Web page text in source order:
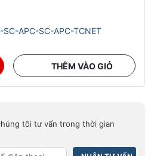
SC-APC-SC-APC-TCNET
THÊM VÀO GIỎ
tôi tư vấn trong thời gian